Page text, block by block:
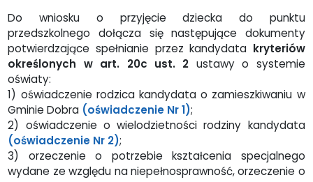
Do wniosku o przyjęcie dziecka do punktu
przedszkolnego dołącza się następujące dokumenty
potwierdzające spełnianie przez kandydata kryteriów
określonych w art. 20c ust. 2 ustawy o systemie
oświaty:
1) oświadczenie rodzica kandydata o zamieszkiwaniu w
Gminie Dobra (oświadczenie Nr 1);
2) oświadczenie o wielodzietności rodziny kandydata
(oświadczenie Nr 2);
3) orzeczenie o potrzebie kształcenia specjalnego
wydane ze względu na niepełnosprawność, orzeczenie o